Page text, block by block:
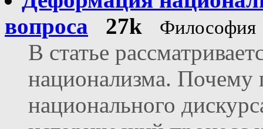
вопроса
27k Философия
В статье
национализма. Почему
национального